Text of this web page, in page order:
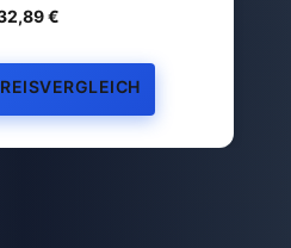
€